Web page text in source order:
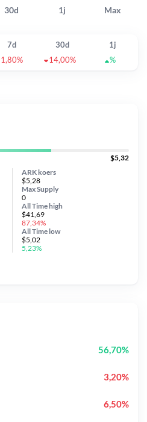
30d 1j Max
7d 30d
1j
1,80% 14,00% %
$5,32
ARK koers
$5,28
Max Supply
0
All Timehigh
$41,69
87,34%
All Time low
$5,02
5,23%
56,70%
3,20%
6,50%